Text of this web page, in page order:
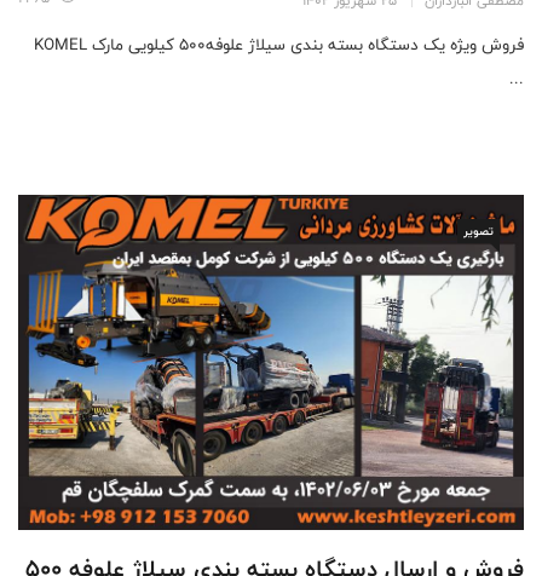
فروش ویژه یک دستگاه بسته بندی سیلاژ علوفه۵۰۰ کیلویی مارک KOMEL
...
تصویر